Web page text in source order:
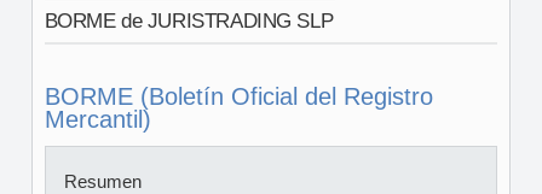
BORME de JURISTRADING SLP
BORME (Boletín Oficial del Registro
Mercantil)
Resumen